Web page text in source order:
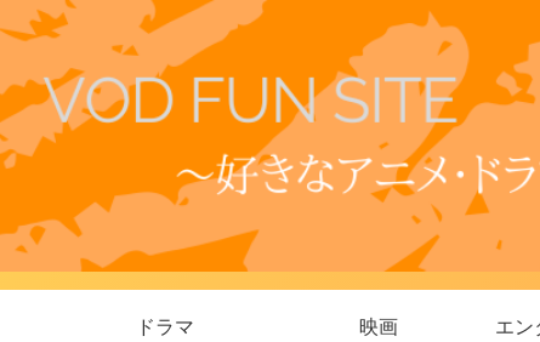
ドラマ 映画 エン